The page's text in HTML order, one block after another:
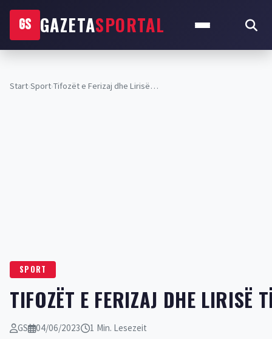
GS GAZETASPORTAL
Start›Sport›Tifozët e Ferizaj dhe Lirisë…
SPORT
TIFOZËT E FERIZAJ DHE LIRISË
GS 04/06/2023 1 Min. Lesezeit